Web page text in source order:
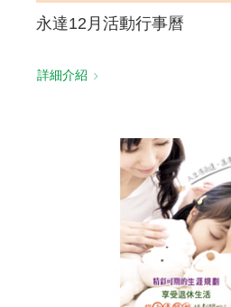
永達12月活動行事曆
詳細介紹